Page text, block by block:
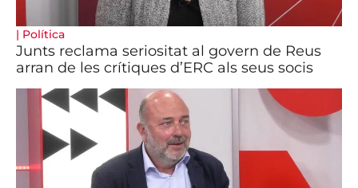
| Política
Junts reclama seriositat al govern de Reus
arran de les crítiques d’ERC als seus socis